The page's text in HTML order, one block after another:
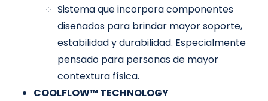
Sistema que incorpora componentes
diseñados para brindar mayor soporte,
estabilidad y durabilidad. Especialmente
pensado para personas de mayor
contextura física.
COOLFLOW™ TECHNOLOGY